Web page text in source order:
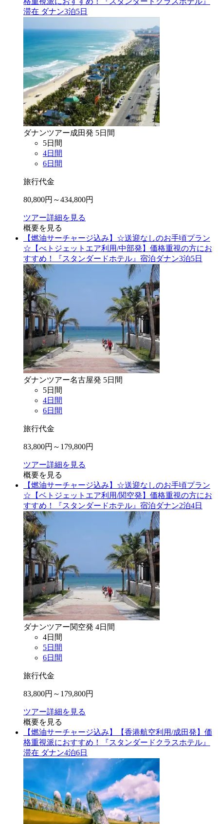
滞在 ダナン3泊5日
ダナンツアー成田発 5日間
5日間
4日間
6日間
旅行代金
80,800円～434,800円
ツアー詳細を見る
概要を見る
【燃油サーチャージ込み】☆送迎なしのお手頃プラン
☆【べトジェットエア利用/中部発】価格重視の方にお
すすめ！『スタンダードホテル』宿泊ダナン3泊5日
ダナンツアー名古屋発 5日間
5日間
4日間
6日間
旅行代金
83,800円～ 179,800円
ツアー詳細を見る
概要を見る
【燃油サーチャージ込み】☆送迎なしのお手頃プラン
☆【ベトジェットエア利用/関空発】価格重視の方にお
すすめ！『スタンダードホテル』宿泊ダナン2泊4日
ダナンツアー関空発 4日間
4日間
5日間
6日間
旅行代金
83,800円～ 179,800円
ツアー詳細を見る
概要を見る
【燃油サーチャージ込み】【香港航空利用/成田発】価
格重視派におすすめ！『スタンダードクラスホテル』
滞在 ダナン4泊6日